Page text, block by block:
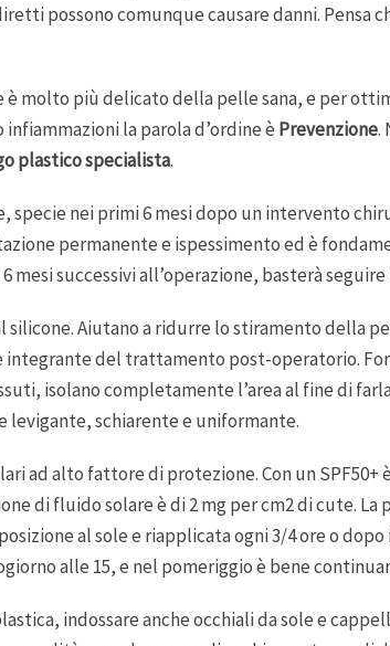
possono comunque causare danni. Pensa
molto più delicato della pelle sana, e per
la parola d’ordine è Prevenzione.
plastico specialista.
specie nei primi 6 mesi dopo un intervento
permanente e ispessimento ed è
mesi successivi all’operazione, basterà
silicone. Aiutano a ridurre lo stiramento della
integrante del trattamento post-operatorio.
isolano completamente l’area al fine di
schiarente e uniformante.
ad alto fattore di protezione. Con un SPF50+
di fluido solare è di 2 mg per cm2 di cute. La
al sole e riapplicata ogni 3/4 ore o
alle 15, e nel pomeriggio è bene
indossare anche occhiali da sole e